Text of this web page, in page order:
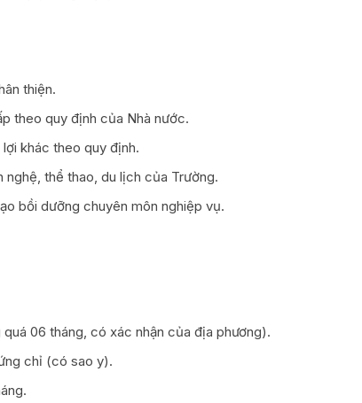
thiện.
theo quy định của Nhà nước.
khác theo quy định.
nghệ, thể thao, du lịch của Trường.
bồi dưỡng chuyên môn nghiệp vụ.
06 tháng, có xác nhận của địa phương).
chỉ (có sao y).